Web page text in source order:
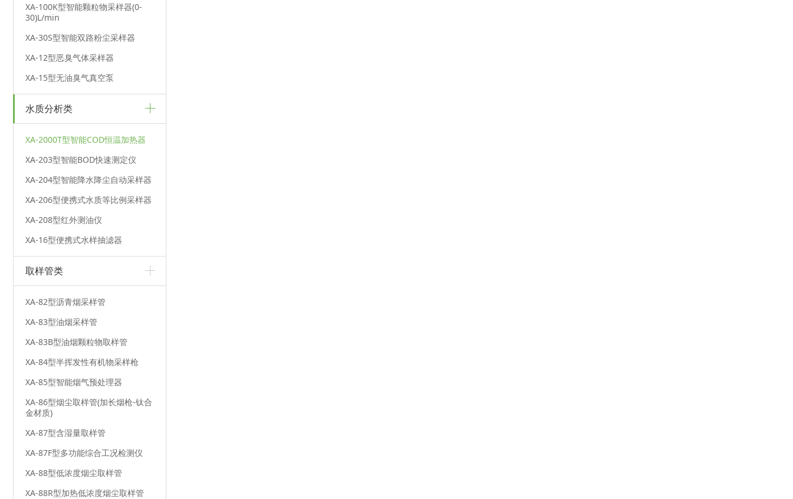
XA-100K型智能颗粒物采样器(0-
30)L/min
XA-30S型智能双路粉尘采样器
XA-12型恶臭气体采样器
XA-15型无油臭气真空泵
水质分析类
XA-2000T型智能COD恒温加热器
XA-203型智能BOD快速测定仪
XA-204型智能降水降尘自动采样器
XA-206型便携式水质等比例采样器
XA-208型红外测油仪
XA-16型便携式水样抽滤器
取样管类
XA-82型沥青烟采样管
XA-83型油烟采样管
XA-83B型油烟颗粒物取样管
XA-84型半挥发性有机物采样枪
XA-85型智能烟气预处理器
XA-86型烟尘取样管(加长烟枪-钛合
金材质)
XA-87型含湿量取样管
XA-87F型多功能综合工况检测仪
XA-88型低浓度烟尘取样管
XA-88R型加热低浓度烟尘取样管